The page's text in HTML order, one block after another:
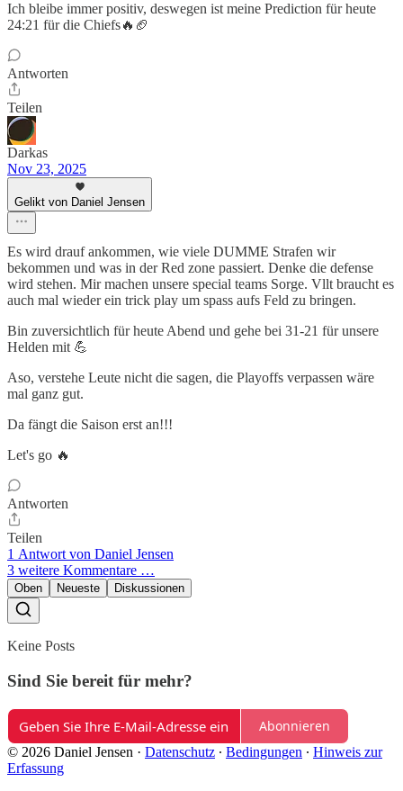
Ich bleibe immer positiv, deswegen ist meine Prediction für heute
24:21 für die Chiefs🔥🏈
Antworten
Teilen
Darkas
Nov 23, 2025
Gelikt von Daniel Jensen
Es wird drauf ankommen, wie viele DUMME Strafen wir
bekommen und was in der Red zone passiert. Denke die defense
wird stehen. Mir machen unsere special teams Sorge. Vllt braucht es
auch mal wieder ein trick play um spass aufs Feld zu bringen.
Bin zuversichtlich für heute Abend und gehe bei 31-21 für unsere
Helden mit 💪
Aso, verstehe Leute nicht die sagen, die Playoffs verpassen wäre
mal ganz gut.
Da fängt die Saison erst an!!!
Let's go 🔥
Antworten
Teilen
1 Antwort von Daniel Jensen
3 weitere Kommentare …
Oben Neueste Diskussionen
Keine Posts
Sind Sie bereit für mehr?
Abonnieren
© 2026 Daniel Jensen · Datenschutz ∙ Bedingungen ∙ Hinweis zur
Erfassung